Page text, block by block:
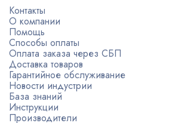
Контакты
О компании
Помощь
Способы оплаты
Оплата заказа через СБП
Доставка товаров
Гарантийное обслуживание
Новости индустрии
База знаний
Инструкции
Производители